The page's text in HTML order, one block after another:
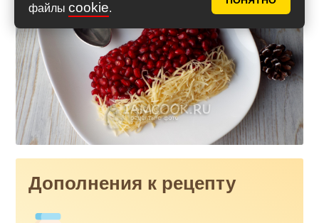
файлы cookie.
Дополнения к рецепту